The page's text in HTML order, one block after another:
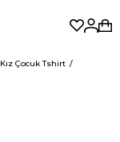
Kız Çocuk Tshirt